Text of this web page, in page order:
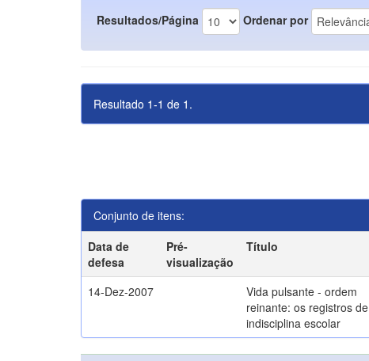
Resultados/Página Ordenar por
Resultado 1-1 de 1.
Conjunto de itens:
Data de
defesa
Pré-
visualização
Título
14-Dez-2007
Vida pulsante - ordem
reinante: os registros de
indisciplina escolar